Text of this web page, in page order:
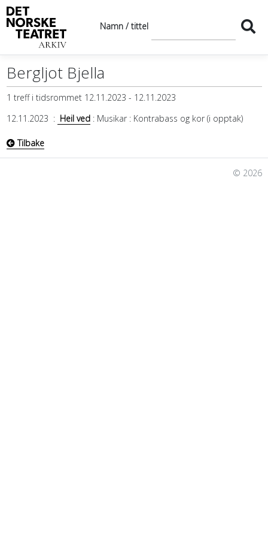
Namn / tittel
Bergljot Bjella
1 treff i tidsrommet 12.11.2023 - 12.11.2023
12.11.2023 : Heil ved: Musikar: Kontrabass og kor (i opptak)
Tilbake
© 2026